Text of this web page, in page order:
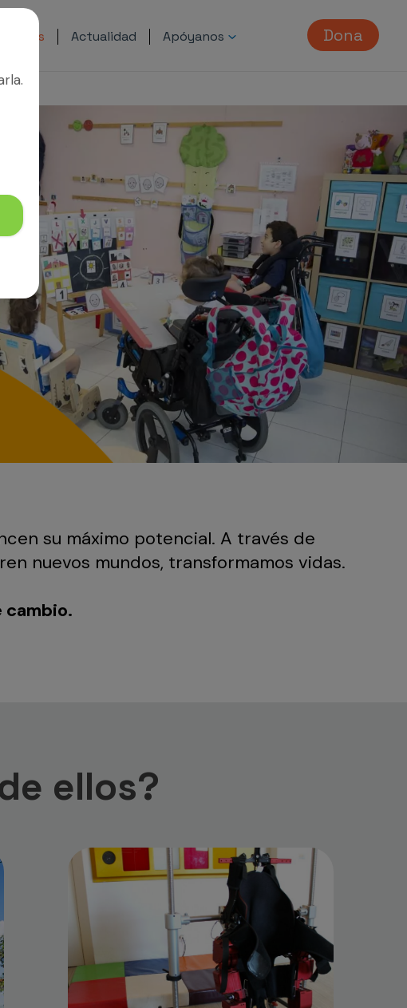
Actualidad Apóyanos Dona
su máximo potencial. A través de
nuevos mundos, transformamos vidas.
cambio.
ellos?